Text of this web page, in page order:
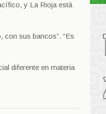
y La Rioja está
con sus bancos”. “Es
diferente en materia